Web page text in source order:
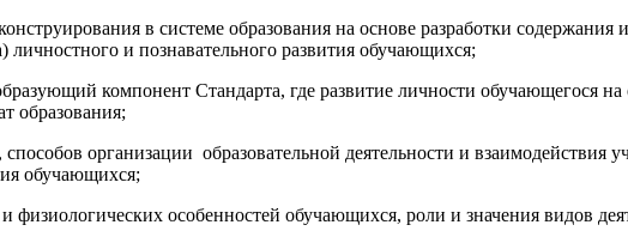
в системе образования на основе разработки
личностного и познавательного развития обучающихся;
компонент Стандарта, где развитие личности обучающегося
образования;
организации образовательной деятельности и взаимодействия
обучающихся;
физиологических особенностей обучающихся, роли и значения видов